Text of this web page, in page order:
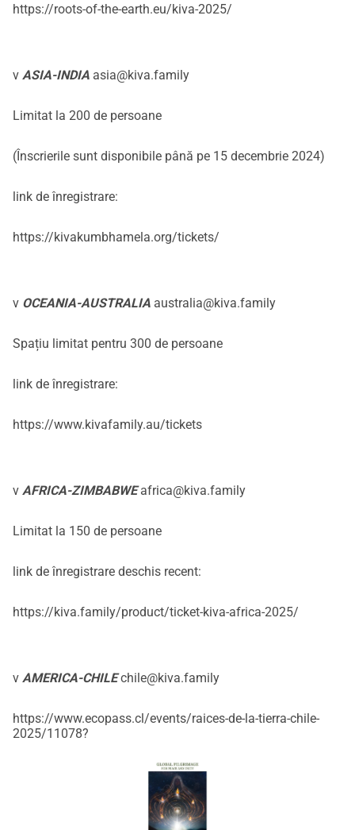
https://roots-of-the-earth.eu/kiva-2025/
v ASIA-INDIA asia@kiva.family
Limitat la 200 de persoane
(Înscrierile sunt disponibile până pe 15 decembrie 2024)
link de înregistrare:
https://kivakumbhamela.org/tickets/
v OCEANIA-AUSTRALIA australia@kiva.family
Spațiu limitat pentru 300 de persoane
link de înregistrare:
https://www.kivafamily.au/tickets
v AFRICA-ZIMBABWEafrica@kiva.family
Limitat la 150 de persoane
link de înregistrare deschis recent:
https://kiva.family/product/ticket-kiva-africa-2025/
v AMERICA-CHILEchile@kiva.family
https://www.ecopass.cl/events/raices-de-la-tierra-chile-
2025/11078?